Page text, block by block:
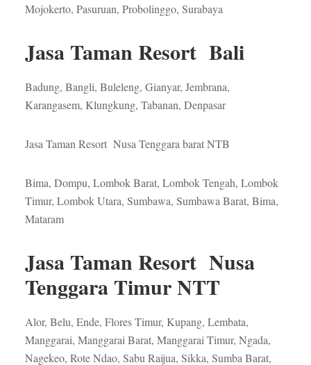
Mojokerto, Pasuruan, Probolinggo, Surabaya
Jasa Taman Resort Bali
Badung, Bangli, Buleleng, Gianyar, Jembrana,
Karangasem, Klungkung, Tabanan, Denpasar
Jasa Taman Resort Nusa Tenggara barat NTB
Bima, Dompu, Lombok Barat, Lombok Tengah, Lombok
Timur, Lombok Utara, Sumbawa, Sumbawa Barat, Bima,
Mataram
Jasa Taman Resort Nusa
Tenggara Timur NTT
Alor, Belu, Ende, Flores Timur, Kupang, Lembata,
Manggarai, Manggarai Barat, Manggarai Timur, Ngada,
Nagekeo, Rote Ndao, Sabu Raijua, Sikka, Sumba Barat,